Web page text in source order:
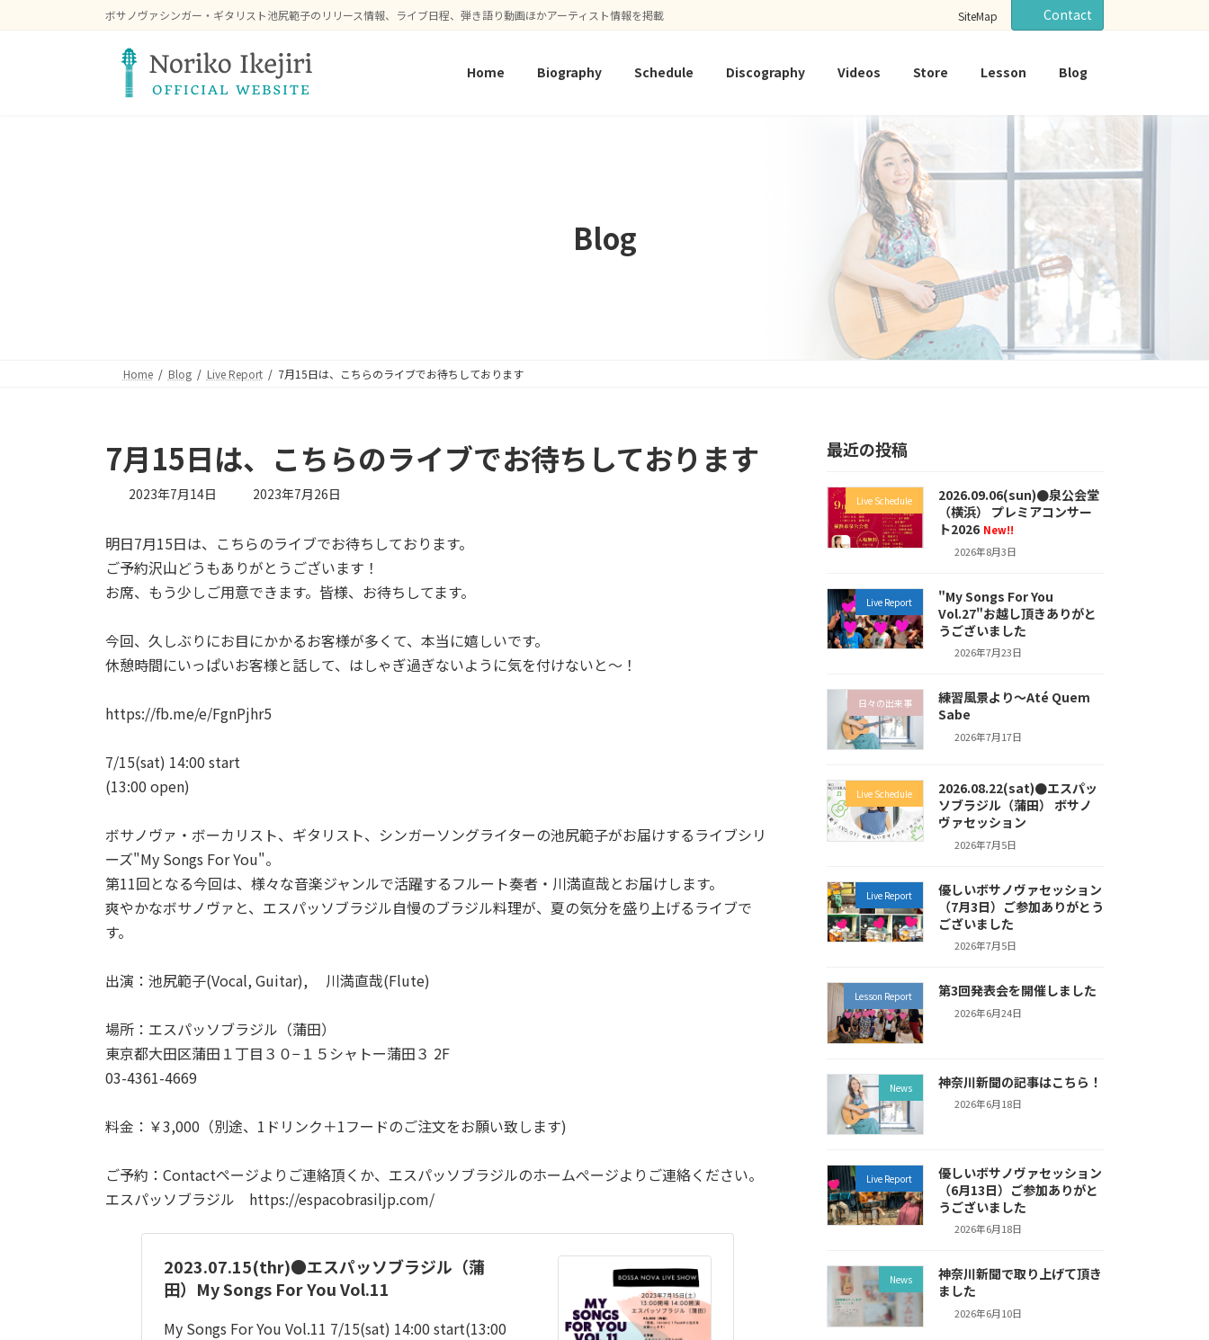
ン
ビ
ボサノヴァシンガー・ギタリスト池尻範子のリリース情報、ライブ日程、弾き語り動画ほかアーティスト情報を掲載 SiteMap Contact
Home Biography Schedule Discography Videos Store Lesson Blog
Blog
Home Blog Live Report 7月15日は、こちらのライブでお待ちしております
7月15日は、こちらのライブでお待ちしております
2023年7月14日
最
新
日
:
2023年7月26日
明日7月15日は、こちらのライブでお待ちしております。
ご予約沢山どうもありがとうございます！
お席、もう少しご用意できます。皆様、お待ちしてます。
今回、久しぶりにお目にかかるお客様が多くて、本当に嬉しいです。
休憩時間にいっぱいお客様と話して、はしゃぎ過ぎないように気を付けないと～！
https://fb.me/e/FgnPjhr5
7/15(sat) 14:00 start
(13:00 open)
ボサノヴァ・ボーカリスト、ギタリスト、シンガーソングライターの池尻範子がお届けするライブシリ
ーズ"My Songs For You"。
第11回となる今回は、様々な音楽ジャンルで活躍するフルート奏者・川満直哉とお届けします。
爽やかなボサノヴァと、エスパッソブラジル自慢のブラジル料理が、夏の気分を盛り上げるライブで
す。
出演：池尻範子(Vocal, Guitar), 川満直哉(Flute)
場所：エスパッソブラジル（蒲田）
東京都大田区蒲田１丁目３０−１５シャトー蒲田３ 2F
03-4361-4669
料金：￥3,000（別途、1ドリンク＋1フードのご注文をお願い致します)
ご予約：Contactページよりご連絡頂くか、エスパッソブラジルのホームぺージよりご連絡ください。
エスパッソブラジル https://espacobrasiljp.com/
2023.07.15(thr)●エスパッソブラジル（蒲
田）My Songs For You Vol.11
My Songs For You Vol.11 7/15(sat) 14:00 start(13:00
最近の投稿
Live Schedule
2026.09.06(sun)●泉公会堂
（横浜） プレミアコンサー
ト2026 New!!
2026年8月3日
Live Report
"My Songs For You
Vol.27"お越し頂きありがと
うございました
2026年7月23日
日々の出来事
練習風景より～Até Quem
Sabe
2026年7月17日
Live Schedule
2026.08.22(sat)●エスパッ
ソブラジル（蒲田） ボサノ
ヴァセッション
2026年7月5日
Live Report
優しいボサノヴァセッション
（7月3日）ご参加ありがとう
ございました
2026年7月5日
Lesson Report 第3回発表会を開催しました
2026年6月24日
News 神奈川新聞の記事はこちら！
2026年6月18日
Live Report
優しいボサノヴァセッション
（6月13日）ご参加ありがと
うございました
2026年6月18日
News
神奈川新聞で取り上げて頂き
ました
2026年6月10日